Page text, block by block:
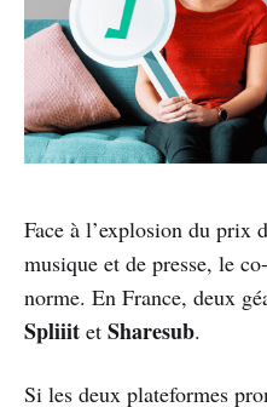
Face à l’explosion du prix
musique et de presse, le
norme. En France, deux
Spliiit et Sharesub.
Si les deux plateformes